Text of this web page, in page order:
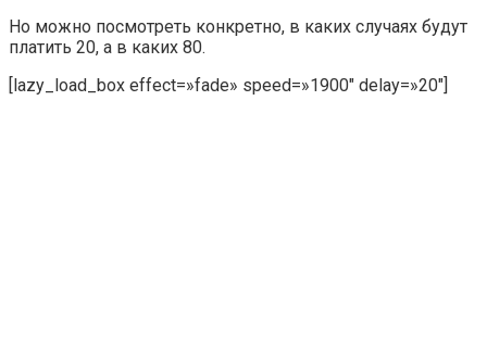
Но можно посмотреть конкретно, в каких случаях будут
платить 20, а в каких 80.
[lazy_load_box effect=»fade» speed=»1900″ delay=»20″]